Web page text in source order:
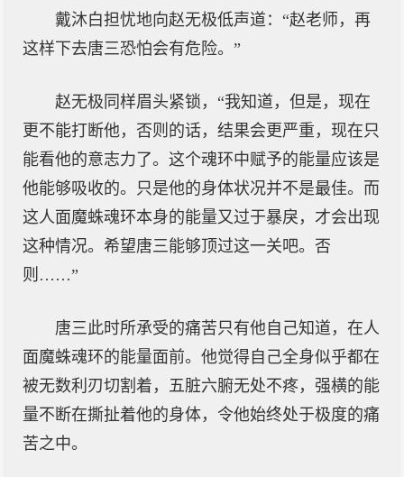
戴沐白担忧地向赵无极低声道：“赵老师，再
这样下去唐三恐怕会有危险。”
赵无极同样眉头紧锁，“我知道，但是，现在
更不能打断他，否则的话，结果会更严重，现在只
能看他的意志力了。这个魂环中赋予的能量应该是
他能够吸收的。只是他的身体状况并不是最佳。而
这人面魔蛛魂环本身的能量又过于暴戾，才会出现
这种情况。希望唐三能够顶过这一关吧。否
则……”
唐三此时所承受的痛苦只有他自己知道，在人
面魔蛛魂环的能量面前。他觉得自己全身似乎都在
被无数利刃切割着，五脏六腑无处不疼，强横的能
量不断在撕扯着他的身体，令他始终处于极度的痛
苦之中。